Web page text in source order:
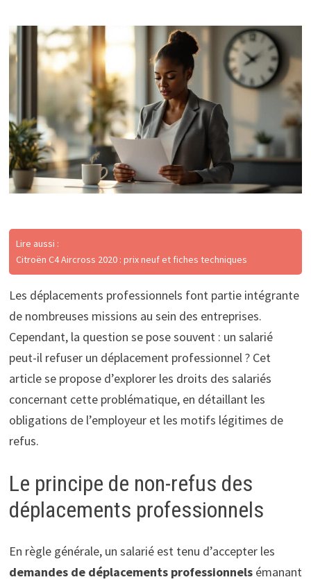
Lire aussi :
Citroën C4 Aircross 2020 : prix neuf et fiches techniques
Les déplacements professionnels font partie intégrante
de nombreuses missions au sein des entreprises.
Cependant, la question se pose souvent : un salarié
peut-il refuser un déplacement professionnel ? Cet
article se propose d’explorer les droits des salariés
concernant cette problématique, en détaillant les
obligations de l’employeur et les motifs légitimes de
refus.
Le principe de non-refus des
déplacements professionnels
En règle générale, un salarié est tenu d’accepter les
demandes de déplacements professionnelsémanant